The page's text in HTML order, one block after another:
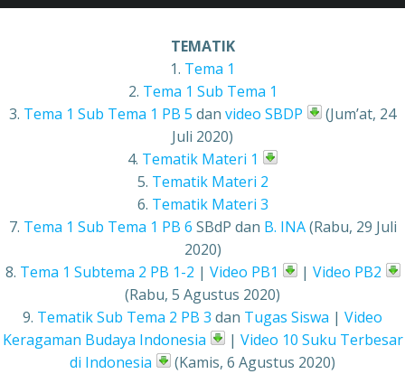
TEMATIK
1. Tema 1
2. Tema 1 Sub Tema 1
3. Tema 1 Sub Tema 1 PB 5 dan video SBDP
(Jum’at, 24
Juli 2020)
4. Tematik Materi 1
5. Tematik Materi 2
6. Tematik Materi 3
7. Tema 1 Sub Tema 1 PB 6 SBdP dan B. INA(Rabu, 29 Juli
2020)
8. Tema 1 Subtema 2 PB 1-2 | Video PB1 | Video PB2
(Rabu, 5 Agustus 2020)
9. Tematik Sub Tema 2 PB 3 dan Tugas Siswa | Video
Keragaman Budaya Indonesia
| Video 10 Suku Terbesar
di Indonesia
(Kamis, 6 Agustus 2020)